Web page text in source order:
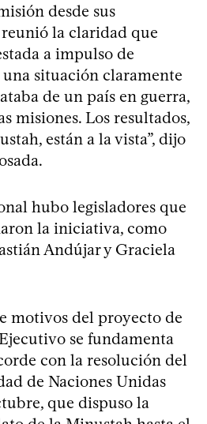
desde sus
la claridad que
a impulso de
situación claramente
de un país en guerra,
misiones. Los resultados,
están a la vista”, dijo
hubo legisladores que
la iniciativa, como
Andújar y Graciela
motivos del proyecto de
se fundamenta
con la resolución del
de Naciones Unidas
que dispuso la